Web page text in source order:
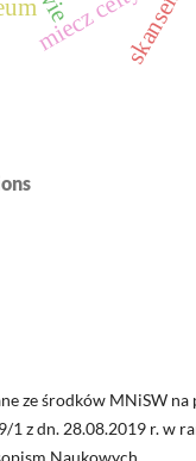
skansen
ze środków MNiSW
z dn. 28.08.2019 r. w
Naukowych